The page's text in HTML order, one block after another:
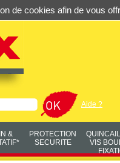
Aide ?
&
PROTECTION
SECURITE
VIS
de cookies afin de vous